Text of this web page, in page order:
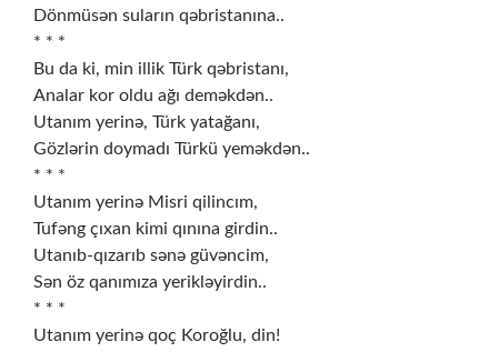
Dönmüsən suların qəbristanına..
* * *
Bu da ki, min illik Türk qəbristanı,
Analar kor oldu ağı deməkdən..
Utanım yerinə, Türk yatağanı,
Gözlərin doymadı Türkü yeməkdən..
* * *
Utanım yerinə Misri qilincım,
Tufəng çıxan kimi qınına girdin..
Utanıb-qızarıb sənə güvəncim,
Sən öz qanımıza yerikləyirdin..
* * *
Utanım yerinə qoç Koroğlu, din!